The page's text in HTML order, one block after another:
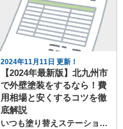
2024年11月11日 更新！
【2024年最新版】北九州市
で外壁塗装をするなら！費
用相場と安くするコツを徹
底解説
いつも塗り替えステーションのブログをご覧いただきありがとうございます。 塗り替えステーションは北九州市小倉南区・小倉北区・行橋市・苅田町を中心に高品質＆低価格な外壁塗装・屋根工事・雨漏り修理をご提供する専門店です。 「外壁塗装、そろそろ必要かな？でも費用が気になる…」 「北九州市で外壁塗装をするなら、いくらかかるんだろう？」 マイホームを所有する方なら、誰もが一度は考えることではないでしょうか？ 外壁塗装は、家の外観を美しく保つだけでなく、雨風や紫外線から大切な住まいを守るための重要なメンテナンスです。 しかし、いざ塗装を検討するとなると、費用がどれくらいかかるのか、不安に感じる方も多いはずです。 そこで今回は、北九州市における外壁塗装の費用相場について、坪数別、塗料の種類、工事内容など、様々な角度から徹底的に解説していきます！ この記事を読めば、以下のことが分かります。 北九州市における外壁塗装の費用相場 坪数ごとの費用の違い 塗料の種類と特徴 見積書の読み方と注意点 外壁塗装費用を安く抑えるコツ 戸建て住宅の外壁塗装、屋根塗装を検討中の方は、ぜひ最後まで読んで、外壁塗装の知識を深めてくださいね！ 坪数別に見る！北九州市の外壁塗装費用相場 外壁塗装の費用は、建物の大きさによって大きく変わります。建物の大きさは一般的に「坪数」で表され、1坪は約3.3平方メートルです。 坪数が大きくなるほど、外壁の面積も広くなるため、塗装に必要な塗料や足場などの費用も増加します。 北九州市で外壁塗装をする際の、坪数別の費用相場は以下の通りです。 20坪の住宅の場合 20坪の住宅は、比較的小さな住宅に分類されます。延床面積は約66平方メートルで、コンパクトな間取りが多いのが特徴です。 20坪の住宅の外壁塗装費用相場は、約50万円～80万円です。平屋建ての場合、屋根の面積が小さくなるため、さらに費用が抑えられる可能性があります。 30坪の住宅の場合 30坪の住宅は、日本で最も一般的な住宅の大きさです。延床面積は約99平方メートルで、家族構成やライフスタイルに合わせた様々な間取りがあります。 30坪の住宅の外壁塗装費用相場は、約75万円～120万円です。 40坪の住宅の場合 40坪の住宅は、比較的大きな住宅に分類されます。延床面積は約132平方メートルで、広々としたリビングや複数の部屋を備えていることが多いです。 40坪の住宅の外壁塗装費用相場は、約100万円～160万円です。 ※上記の費用相場はあくまでも目安です。実際の費用は、使用する塗料の種類や工事内容、建物の形状、業者の料金設定などによって異なります。 外壁塗装の費用を左右する要因とは？ 外壁塗装の費用は、坪数だけでなく、以下の要因によっても大きく変わります。 塗料の種類: 耐久年数や機能性によって価格が大きく異なります。 工法: ローラー塗装、吹き付け塗装など、工法によって費用が異なります。 建物の形状: 複雑な形状の建物は、足場設置や塗装作業に手間がかかるため、費用が高くなる傾向があります。 下地の状態: ひび割れや劣化が激しい場合は、下地処理に費用がかかります。 付帯工事の有無: 雨樋や破風板などの塗装、コーキングの打ち替えなど、付帯工事を行う場合は、別途費用がかかります。 業者の料金設定: 業者によって、人件費や諸経費などが異なります。 塗料の種類と特徴 塗料は、外壁塗装の費用を左右する大きな要因の一つです。塗料の種類によって、耐久性や価格、機能性が大きく異なります。 主な塗料の種類と特徴は以下の通りです。 塗料の種類 耐久年数 特徴 費用 アクリル塗料 5～7年 安価だが、耐久性が低い 低 ウレタン塗料 8～10年 アクリル塗料より耐久性が高い 中 シリコン塗料 10～15年 バランスの取れた性能 中 フッ素塗料 20年以上 高耐久性で、長期的に見るとコストパフォーマンスが高い 高 ラジカル塗料 15～20年 シリコン塗料より高耐久 高 光触媒塗料 15～20年 汚れ分解機能を持つ 高 ※ご自身の予算や希望に合わせて、適切な塗料を選びましょう。 工法の違い 外壁塗装の工法には、大きく分けて以下の3種類があります。 ローラー塗装 ローラー塗装は、ローラーを使って塗料を塗る、最も一般的な工法です。費用が安く、比較的簡単に施工できるのがメリットです。 吹き付け塗装 吹き付け塗装は、スプレーを使って塗料を吹き付ける工法です。ローラー塗装よりも均一に塗料を塗ることができ、仕上がりが綺麗になります。しかし、費用はローラー塗装よりも高くなります。 刷毛塗り 刷毛塗りは、刷毛を使って塗料を塗る工法です。細かい部分や凹凸のある部分に適しています。しかし、時間と手間がかかるため、費用は高くなります。 ※工法によって、仕上がりの美しさや耐久性が異なるため、業者と相談して最適な工法を選びましょう。 外壁塗装の見積書を徹底解剖！ 外壁塗装の見積書は、業者によって書き方が異なりますが、基本的な構成は同じです。見積書を正しく読み解くことで、適正な価格で外壁塗装を行うことができます。 見積もりの基本構成：チェックポイント 外壁塗装の見積書は、一般的に以下の項目で構成されています。 会社名・住所・連絡先：見積書を発行した業者の情報 見積もり番号・見積もり日：見積書を識別するための番号と発行日 有効期限：見積もりが有効な期間 顧客名・住所・連絡先：お客様の情報 工事名：外壁塗装工事、屋根塗装工事など 工事場所：お客様の住所 工事期間：着工日から completion 日まで 見積もり金額：工事全体の費用 内訳：工事費用の内訳（足場代、塗料代、人件費など） 足場工事：足場の設置・解体費用 高圧洗浄：外壁の洗浄費用 下地処理：ひび割れ補修、コーキングなど 養生：塗装箇所以外を汚さないための保護 塗料代：使用する塗料の費用 人件費：職人さんの人件費 諸経費：交通費、消耗品費など 見積書をチェックする際は、以下の点に注意しましょう。 内訳が明確に記載されているか：不明瞭な点がある場合は、業者に説明を求めましょう。 ㎡単価が記載されているか：㎡単価を確認することで、他の業者と比較しやすくなります。 保証内容が明記されているか：工事後の保証内容を確認しておきましょう。 支払条件が明確に記載されているか：着手金、中間金、 完工金などの支払い時期や方法を確認しましょう。 見積書の落とし穴！隠れたコストを見抜く 外壁塗装の見積書には、一見すると分かりにくい隠れたコストが含まれている場合があります。注意すべきポイントは以下の通りです。 追加工事： 外壁の劣化状況によっては、下地処理や補修が必要になる場合があります。 雨樋や破風板などの塗装が必要な場合、別途費用がかかります。 既存のコーキングの劣化が酷い場合は、コーキングの打ち替えが必要になります。 廃材処理費：工事で発生した廃材を処理するための費用です。 交通費：遠方の場合は、交通費が別途かかる場合があります。 消費税：見積もり金額に消費税が含まれているか確認しましょう。 ※見積書を比較する際は、これらの隠れたコストも考慮に入れるようにしましょう。 外壁塗装の費用を安くする３つのコツ 外壁塗装の費用は決して安いものではありません。少しでも費用を抑えたいという方は、以下の3つの方法を試してみてください。 1. 相見積もりで賢く比較！ 複数の業者から見積もりを取り、比較検討することを「相見積もり」と言います。相見積もりをすることで、適正な価格で外壁塗装を行うことができます。 相見積もりをする際は、以下の点に注意しましょう。 3社以上の業者から見積もりを取る：業者によって料金設定が異なるため、複数の業者から見積もりを取るようにしましょう。 同じ条件で見積もりを取る：使用する塗料の種類や工事内容を同じにして、見積もりを取りましょう。 見積書の内容を carefully に確認する：内訳や保証内容などを carefully に確認しましょう。 業者の評判を調べる：インターネットの口コミや評判を参考に、信頼できる業者を選びましょう。 担当者との相性も大切： 担当者とのコミュニケーションがスムーズに取れるかどうかも、重要なポイントです。 2. 塗料の選び方でコストダウン！ 塗料の種類によって、耐久年数や費用が大きく異なります。ご自身の予算や希望に合わせて、適切な塗料を選びましょう。 例えば、予算を抑えたい場合は、アクリル塗料を選ぶという方法があります。しかし、アクリル塗料は耐久年数が短いため、数年後に塗り替えが必要になる可能性があります。 長期的に見ると、シリコン塗料やフッ素塗料の方がコストパフォーマンスに優れている場合があります。 3. 工事のタイミングは重要！ 外壁塗装の工事費用は、時期によっても変動します。一般的に、3月～5月、9月～11月は、外壁塗装の需要が高く、費用も高くなる傾向があります。 逆に、6月～8月、12月～2月は、外壁塗装の需要が低く、費用も安くなる傾向があります。 ※費用を抑えたい場合は、需要の低い時期に工事を依頼するという方法もあります。 まとめ 今回は、北九州市における外壁塗装の費用相場について解説しました。 外壁塗装の費用は、坪数、塗料の種類、工事内容などによって大きく異なります。見積書を注意深く確認し、複数の業者から相見積もりを取ることで、適正な価格で外壁塗装を行うことができます。 北九州市で外壁塗装、屋根塗装、防水工事を検討している方は、是非この記事を参考にしてくださいね！ 塗り替えステーションでは、北九州市でお客様にピッタリの塗装プランを提案しています。 北九州市の外壁塗装、屋根塗装、防水工事は塗り替えステーションにお任せください！！ 私たち塗り替えステーションでは、専門の職人たちが対応させていただきます。 お悩みの際はお気軽にお問い合わせください。 お問い合わせはこちら↓↓↓ 北九州市（小倉南区・小倉北区）、行橋市、苅田町の外壁塗装＆屋根工事なら、 北九州市の唯一の1級塗装技能士10名在籍の塗り替えステーション｜㈱志水にお任せください！ 北九州市の施工事例はこちら 北九州市で創業61年、累計施工実績13,000件！2020年7月からHPで施工事例を公開中！ お得な塗装メニューはこちら 塗装の適正相場、どんな塗料があるのかについて知りたい方はこちら！ 職人・スタッフ紹介はこちら 社長、塗装アドバイザーから職人までに、1級塗装技能士、1級建築士、外装診断士などの資格者は多数在籍！だからいつも高品質の塗装工事を提供できます！ お得なキャンペーン情報はこちら 実施中のお得なキャンペーン情報をチェックしたい方はこちら！ 無料見積り・無料診断の依頼はこちら